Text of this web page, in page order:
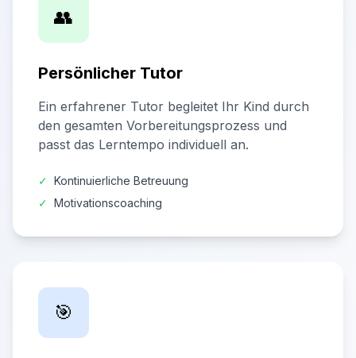
👥
Persönlicher Tutor
Ein erfahrener Tutor begleitet Ihr Kind durch
den gesamten Vorbereitungsprozess und
passt das Lerntempo individuell an.
✓ Kontinuierliche Betreuung
✓ Motivationscoaching
🎯